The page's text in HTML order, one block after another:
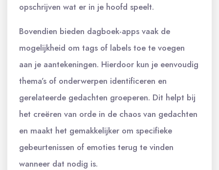
opschrijven wat er in je hoofd speelt.
Bovendien bieden dagboek-apps vaak de
mogelijkheid om tags of labels toe te voegen
aan je aantekeningen. Hierdoor kun je eenvoudig
thema’s of onderwerpen identificeren en
gerelateerde gedachten groeperen. Dit helpt bij
het creëren van orde in de chaos van gedachten
en maakt het gemakkelijker om specifieke
gebeurtenissen of emoties terug te vinden
wanneer dat nodig is.